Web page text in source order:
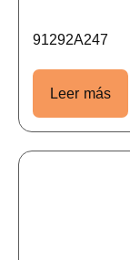
91292A247
Leer más